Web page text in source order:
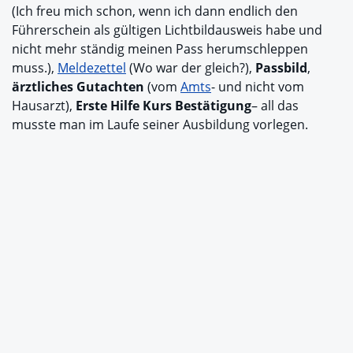
(Ich freu mich schon, wenn ich dann endlich den
Führerschein als gültigen Lichtbildausweis habe und
nicht mehr ständig meinen Pass herumschleppen
muss.), Meldezettel (Wo war der gleich?), Passbild,
ärztliches Gutachten (vom Amts- und nicht vom
Hausarzt), Erste Hilfe Kurs Bestätigung– all das
musste man im Laufe seiner Ausbildung vorlegen.